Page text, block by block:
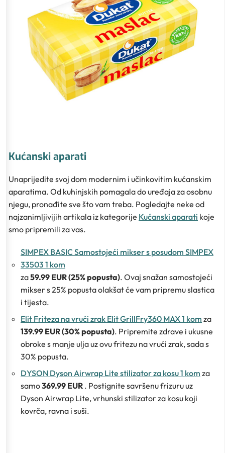
Kućanski aparati
Unaprijedite svoj dom modernim i učinkovitim kućanskim
aparatima. Od kuhinjskih pomagala do uređaja za osobnu
njegu, pronađite sve što vam treba. Pogledajte neke od
najzanimljivijih artikala iz kategorije Kućanski aparati koje
smo pripremili za vas.
SIMPEX BASIC Samostojeći mikser s posudom SIMPEX
33503 1 kom
za59.99 EUR (25% popusta). Ovaj snažan samostojeći
mikser s 25% popusta olakšat će vam pripremu slastica
i tijesta.
Elit Friteza na vrući zrak Elit GrillFry360 MAX 1 kom za
139.99 EUR (30% popusta). Pripremite zdrave i ukusne
obroke s manje ulja uz ovu fritezu na vrući zrak, sada s
30% popusta.
DYSON Dyson Airwrap Lite stilizator za kosu 1 kom za
samo369.99 EUR . Postignite savršenu frizuru uz
Dyson Airwrap Lite, vrhunski stilizator za kosu koji
kovrča, ravna i suši.